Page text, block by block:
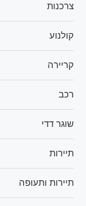
צרכנות
קולנוע
קריירה
רכב
שוגר דדי
תיירות
תיירות ותעופה